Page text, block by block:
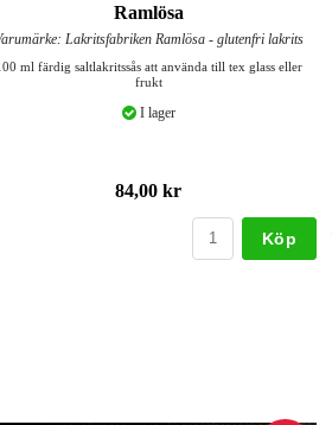
Ramlösa
Lakritsfabriken Ramlösa - glutenfri lakrits
ml färdig saltlakritssås att använda till tex glass eller
frukt
I lager
84,00 kr
Köp